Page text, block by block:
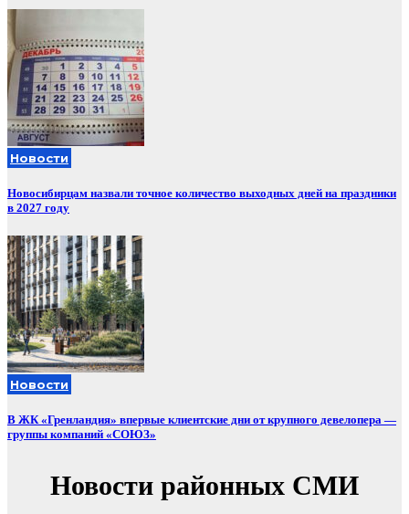
Новости
Новосибирцам назвали точное количество выходных дней на праздники
в 2027 году
Новости
В ЖК «Гренландия» впервые клиентские дни от крупного девелопера —
группы компаний «СОЮЗ»